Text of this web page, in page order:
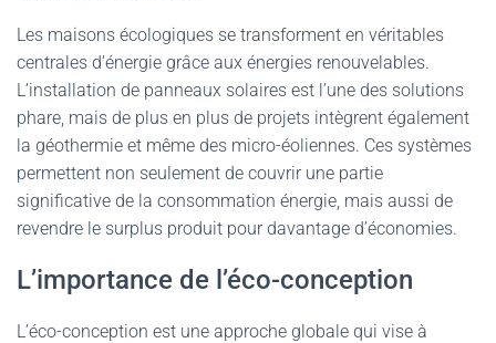
Les maisons écologiques se transforment en véritables
centrales d’énergie grâce aux énergies renouvelables.
L’installation de panneaux solaires est l’une des solutions
phare, mais de plus en plus de projets intègrent également
la géothermie et même des micro-éoliennes. Ces systèmes
permettent non seulement de couvrir une partie
significative de la consommation énergie, mais aussi de
revendre le surplus produit pour davantage d’économies.
L’importance de l’éco-conception
L’éco-conception est une approche globale qui vise à